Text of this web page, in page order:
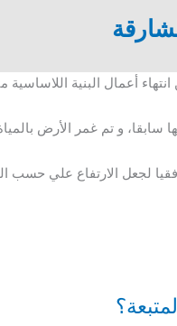
انتهاء أعمال البنية
و تم غمر الأرض
لجعل الارتفاع علي حسب